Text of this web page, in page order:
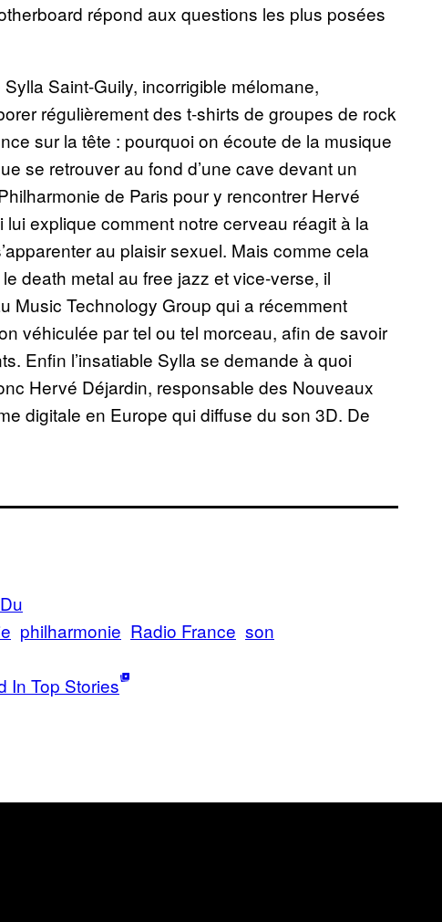
répond aux questions les plus posées
Saint-Guily, incorrigible mélomane,
régulièrement des t-shirts de groupes de rock
sur la tête : pourquoi on écoute de la musique
se retrouver au fond d’une cave devant un
de Paris pour y rencontrer Hervé
explique comment notre cerveau réagit à la
au plaisir sexuel. Mais comme cela
death metal au free jazz et vice-verse, il
Music Technology Group qui a récemment
véhiculée par tel ou tel morceau, afin de savoir
Enfin l’insatiable Sylla se demande à quoi
Hervé Déjardin, responsable des Nouveaux
digitale en Europe qui diffuse du son 3D. De
philharmonie Radio France son
In Top Stories